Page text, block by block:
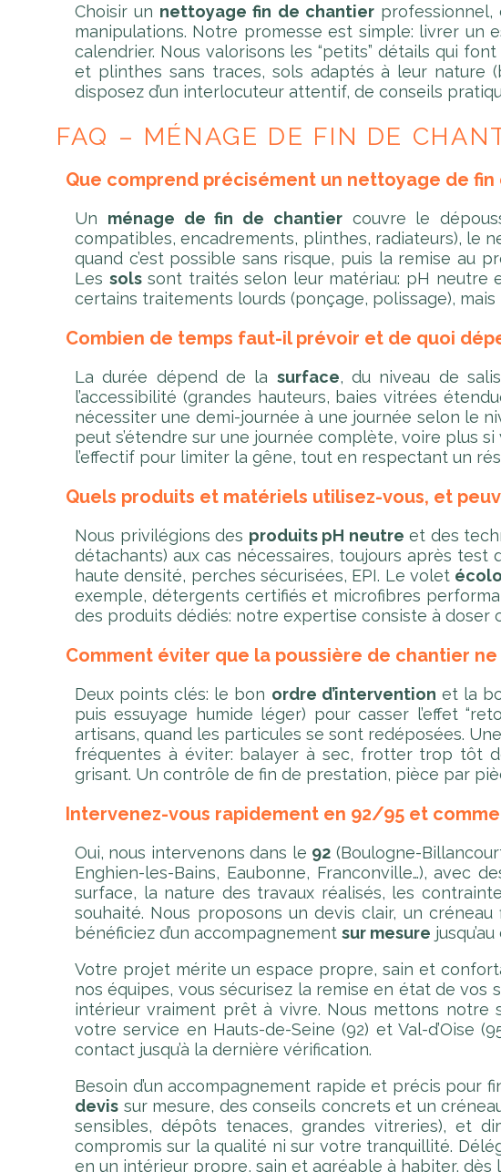
Choisir un nettoyage fin de chantierprofessionnel,
manipulations. Notre promesse est simple: livrer
calendrier. Nous valorisons les “petits” détails qui
et plinthes sans traces, sols adaptés à leur nature
disposez d’un interlocuteur attentif, de conseils
FAQ – MÉNAGE DE FIN DE
Que comprend précisément un nettoyage de
Un ménage de fin de chantiercouvre le
compatibles, encadrements, plinthes, radiateurs), le
quand c’est possible sans risque, puis la remise au
Les solssont traités selon leur matériau: pH neutre
certains traitements lourds (ponçage, polissage),
Combien de temps faut-il prévoir et de quoi
La durée dépend de la surface, du niveau de
l’accessibilité (grandes hauteurs, baies vitrées
nécessiter une demi-journée à une journée selon le
peut s’étendre sur une journée complète, voire plus
l’effectif pour limiter la gêne, tout en respectant un
Quels produits et matériels utilisez-vous, et
Nous privilégions des produits pH neutre et des
détachants) aux cas nécessaires, toujours après test
haute densité, perches sécurisées, EPI. Le volet
exemple, détergents certifiés et microfibres
des produits dédiés: notre expertise consiste à
Comment éviter que la poussière de chantier ne
Deux points clés: le bon ordre d’intervention et la
puis essuyage humide léger) pour casser l’effet
artisans, quand les particules se sont redéposées.
fréquentes à éviter: balayer à sec, frotter trop tôt
grisant. Un contrôle de fin de prestation, pièce par
Intervenez-vous rapidement en 92/95 et
Oui, nous intervenons dans le 92 (Boulogne-
Enghien-les-Bains, Eaubonne, Franconville…), avec
surface, la nature des travaux réalisés, les
souhaité. Nous proposons un devis clair, un
bénéficiez d’un accompagnement sur mesure
Votre projet mérite un espace propre, sain et
nos équipes, vous sécurisez la remise en état de vos
intérieur vraiment prêt à vivre. Nous mettons
votre service en Hauts-de-Seine (92) et Val-d’Oise
contact jusqu’à la dernière vérification.
Besoin d’un accompagnement rapide et précis pour
devis sur mesure, des conseils concrets et un
sensibles, dépôts tenaces, grandes vitreries), et
compromis sur la qualité ni sur votre tranquillité.
en un intérieur propre, sain et agréable à habiter, dès